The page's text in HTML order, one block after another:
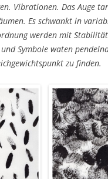
Vibrationen. Das Auge
Es schwankt in
werden mit
Symbole waten
zu finden.